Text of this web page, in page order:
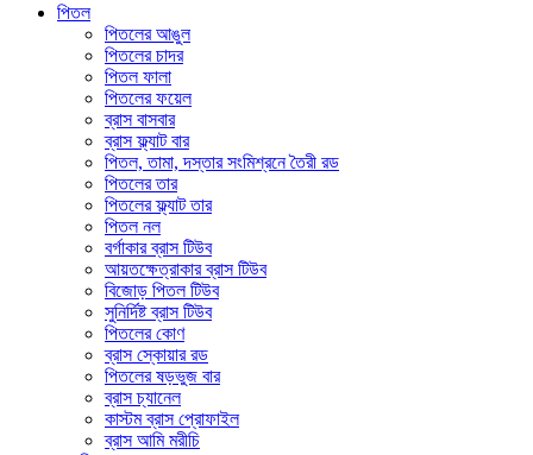
পিতল
পিতলের আঙুল
পিতলের চাদর
পিতল ফালা
পিতলের ফয়েল
ব্রাস বাসবার
ব্রাস ফ্ল্যাট বার
পিতল, তামা, দস্তার সংমিশ্রনে তৈরী রড
পিতলের তার
পিতলের ফ্ল্যাট তার
পিতল নল
বর্গাকার ব্রাস টিউব
আয়তক্ষেত্রাকার ব্রাস টিউব
বিজোড় পিতল টিউব
সুনির্দিষ্ট ব্রাস টিউব
পিতলের কোণ
ব্রাস স্কোয়ার রড
পিতলের ষড়ভুজ বার
ব্রাস চ্যানেল
কাস্টম ব্রাস প্রোফাইল
ব্রাস আমি মরীচি